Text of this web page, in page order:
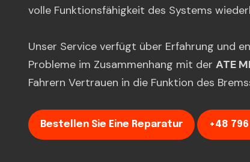
volle Funktionsfähigkeit des Systems
Unser Service verfügt über Erfahrung und
Probleme im Zusammenhang mit der ATE
Fahrern Vertrauen in die Funktion des
Bestellen Sie Eine Reparatur +48 796